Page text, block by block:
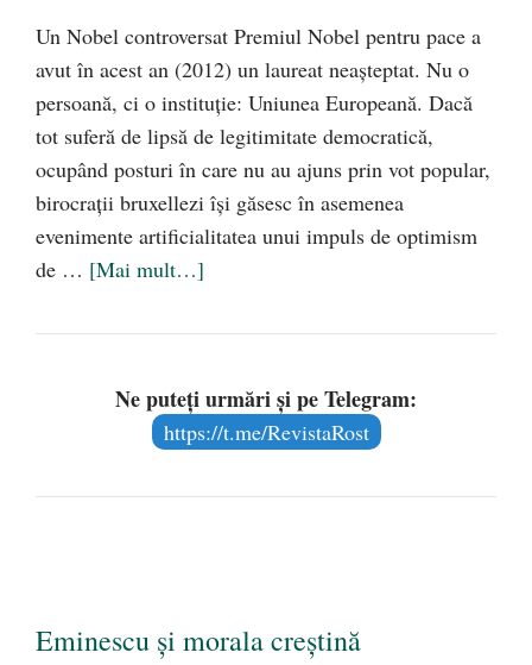
Un Nobel controversat Premiul Nobel pentru pace a
avut în acest an (2012) un laureat neaşteptat. Nu o
persoană, ci o instituţie: Uniunea Europeană. Dacă
tot suferă de lipsă de legitimitate democratică,
ocupând posturi în care nu au ajuns prin vot popular,
birocraţii bruxellezi îşi găsesc în asemenea
evenimente artificialitatea unui impuls de optimism
de … [Mai mult…]
Ne puteți urmări și pe Telegram:
https://t.me/RevistaRost
Eminescu și morala creștină